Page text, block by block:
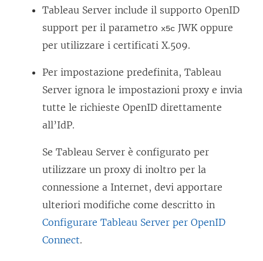
o
i
a
Tableau Server include il supporto OpenID
support per il parametro x5c JWK oppure
per utilizzare i certificati X.509.
Per impostazione predefinita, Tableau
Server ignora le impostazioni proxy e invia
tutte le richieste OpenID direttamente
all’IdP.
Se Tableau Server è configurato per
utilizzare un proxy di inoltro per la
connessione a Internet, devi apportare
ulteriori modifiche come descritto in
Configurare Tableau Server per OpenID
Connect.